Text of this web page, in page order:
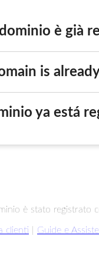
è già
is
ya está
è stato registrato
clienti Guide e